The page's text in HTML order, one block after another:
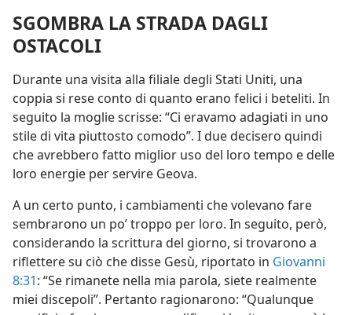
SGOMBRA LA STRADA DAGLI
OSTACOLI
Durante una visita alla filiale degli Stati Uniti, una
coppia si rese conto di quanto erano felici i beteliti. In
seguito la moglie scrisse: “Ci eravamo adagiati in uno
stile di vita piuttosto comodo”. I due decisero quindi
che avrebbero fatto miglior uso del loro tempo e delle
loro energie per servire Geova.
A un certo punto, i cambiamenti che volevano fare
sembrarono un po’ troppo per loro. In seguito, però,
considerando la scrittura del giorno, si trovarono a
riflettere su ciò che disse Gesù, riportato in Giovanni
8:31: “Se rimanete nella mia parola, siete realmente
miei discepoli”. Pertanto ragionarono: “Qualunque